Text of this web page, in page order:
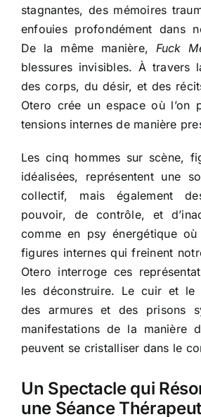
stagnantes, des mémoires
enfouies profondément dans
De la même manière, Fuck
blessures invisibles. À travers
des corps, du désir, et des
Otero crée un espace où l’on
tensions internes de manière
Les cinq hommes sur scène,
idéalisées, représentent une
collectif, mais également
pouvoir, de contrôle, et
comme en psy énergétique
figures internes qui freinent
Otero interroge ces
les déconstruire. Le cuir et le
des armures et des prisons
manifestations de la manière
peuvent se cristalliser dans le
Un Spectacle qui
une Séance